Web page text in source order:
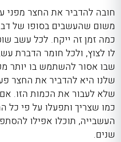
חובה להדביר את החצר מפני
משום שהעשבים בסופו של
כמה זמן זה ייקח. לכל עשב
לו לצוץ, ולכל חומר הדברת
שבו אסור להשתמש בו יותר
שלנו היא להדביר את החצר
שלא לעבור את הכמות הזו.
כמו שצריך ותפעלו על פי כל
שנים.